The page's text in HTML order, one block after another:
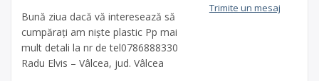
Bună ziua dacă vă interesează să
cumpărați am niște plastic Pp mai
mult detali la nr de tel0786888330
Radu Elvis – Vâlcea, jud. Vâlcea
Trimite un mesaj